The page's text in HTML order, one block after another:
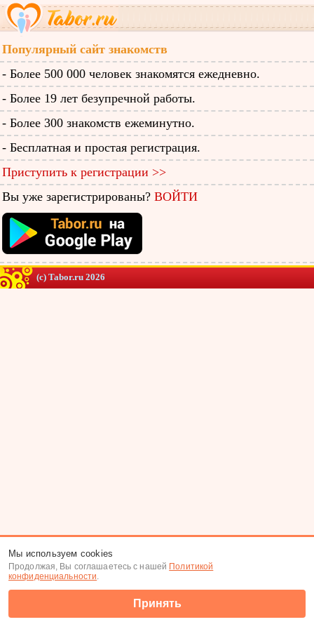
Популярный сайт знакомств
- Более 500 000 человек знакомятся ежедневно.
- Более 19 лет безупречной работы.
- Более 300 знакомств ежеминутно.
- Бесплатная и простая регистрация.
Приступить к регистрации >>
Вы уже зарегистрированы? ВОЙТИ
(c) Tabor.ru 2026
Мы используем cookies
Продолжая, Вы соглашаетесь с нашей Политикой
конфиденциальности.
Принять